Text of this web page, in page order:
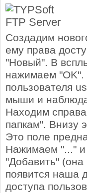
Создадим
ему права
"Новый". В
нажимаем
пользователя
мыши и
Находим
папкам". Внизу
Это поле
Нажимаем "..."
"Добавить"
появится наша
доступа